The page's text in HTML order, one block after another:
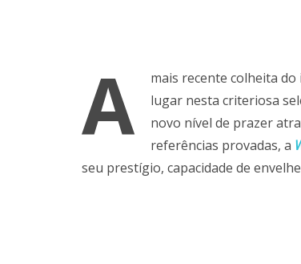
A
mais recente colheita
lugar nesta criteriosa
novo nível de prazer
referências provadas, a
seu prestígio, capacidade de